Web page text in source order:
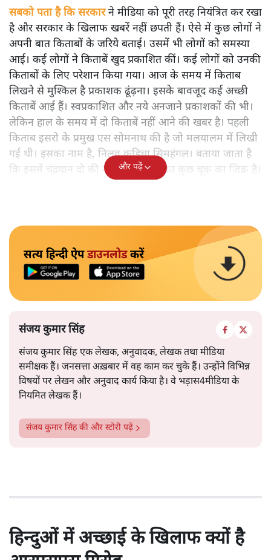
सबको पता है कि सरकारने मीडिया को पूरी तरह नियंत्रित कर रखा
है और सरकार के खिलाफ खबरें नहीं छपती हैं। ऐसे में कुछ लोगों ने
अपनी बात किताबों के जरिये बताई। उसमें भी लोगों को समस्या
आई। कई लोगों ने किताबें खुद प्रकाशित कीं। कई लोगों को उनकी
किताबों के लिए परेशान किया गया। आज के समय में किताब
लिखने से मुश्किल है प्रकाशक ढूंढ़ना। इसके बावजूद कई अच्छी
किताबें आई हैं। स्वप्रकाशित और नये अनजाने प्रकाशकों की भी।
लेकिन हाल के समय में दो किताबें नहीं आने की खबर है। पहली
किताब इसरो के प्रमुख एस सोमनाथ की है जो मलयालम में लिखी
गई थी। इसका नाम है, निलवु कुडिचा सिमहंगल। बताया जाता है
कि इसमें चंद्रयान दो की नाकामी से संबंधित कुछ चूक का जिक्र है।
और पढ़ें
सत्य हिन्दी ऐपडाउनलोडकरें
संजय कुमार सिंह
संजय कुमार सिंह एक लेखक, अनुवादक, लेखक तथा मीडिया
समीक्षक हैं। जनसत्ता अख़बार में वह काम कर चुके हैं। उन्होंने विभिन्न
विषयों पर लेखन और अनुवाद कार्य किया है। वे भड़ास4मीडिया के
नियमित लेखक हैं।
संजय कुमार सिंहकी और स्टोरी पढ़ें
हिन्दुओं में अच्छाई के खिलाफ क्यों है